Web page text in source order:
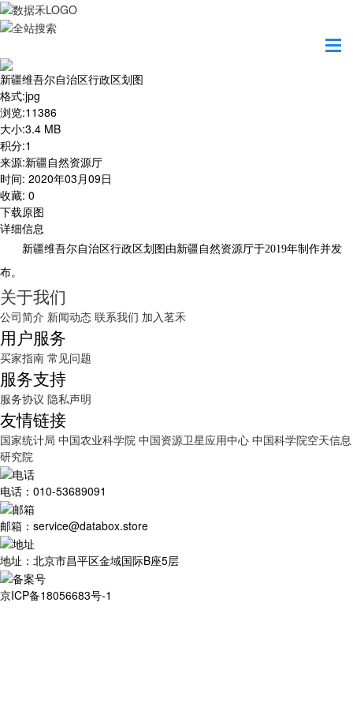
新疆维吾尔自治区行政区划图
格式:jpg
浏览:11386
大小:3.4 MB
积分:1
来源:新疆自然资源厅
时间: 2020年03月09日
收藏: 0
下载原图
详细信息
新疆维吾尔自治区行政区划图由新疆自然资源厅于2019年制作并发
布。
关于我们
公司简介 新闻动态 联系我们 加入茗禾
用户服务
买家指南 常见问题
服务支持
服务协议 隐私声明
友情链接
国家统计局 中国农业科学院 中国资源卫星应用中心 中国科学院空天信息
研究院
电话：010-53689091
邮箱：service@databox.store
地址：北京市昌平区金域国际B座5层
京ICP备18056683号-1